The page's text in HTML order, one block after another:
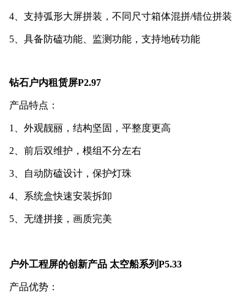
4、支持弧形大屏拼装，不同尺寸箱体混拼/错位拼装
5、具备防磕功能、监测功能，支持地砖功能
钻石户内租赁屏P2.97
产品特点：
1、外观靓丽，结构坚固，平整度更高
2、前后双维护，模组不分左右
3、自动防磕设计，保护灯珠
4、系统盒快速安装拆卸
5、无缝拼接，画质完美
户外工程屏的创新产品 太空船系列P5.33
产品优势：